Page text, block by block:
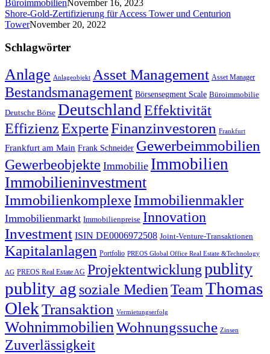
BüroimmobilienNovember 16, 2023
Shore-Gold-Zertifizierung für Access Tower und Centurion
TowerNovember 20, 2022
Schlagwörter
Anlage Anlageobjekt Asset Management Asset Manager
Bestandsmanagement Börsensegment Scale Büroimmobilie
Deutsche Börse DeutschlandEffektivität
EffizienzExperteFinanzinvestoren Frankfurt
Frankfurt am Main Frank Schneider Gewerbeimmobilien
Gewerbeobjekte Immobilie Immobilien
Immobilieninvestment
Immobilienkomplexe Immobilienmakler
Immobilienmarkt Immobilienpreise Innovation
Investment ISIN DE0006972508 Joint-Venture-Transaktionen
Kapitalanlagen Portfolio PREOS Global Office Real Estate &Technology
AG PREOS Real Estate AG Projektentwicklungpublity
publity ag soziale MedienTeam Thomas
OlekTransaktion Vermietungserfolg
WohnimmobilienWohnungssuche Zinsen
Zuverlässigkeit